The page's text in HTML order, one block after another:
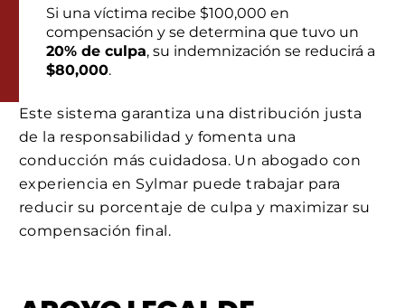
Si una víctima recibe $100,000 en
compensación y se determina que tuvo un
20% de culpa, su indemnización se reducirá a
$80,000.
Este sistema garantiza una distribución justa
de la responsabilidad y fomenta una
conducción más cuidadosa. Un abogado con
experiencia en Sylmar puede trabajar para
reducir su porcentaje de culpa y maximizar su
compensación final.